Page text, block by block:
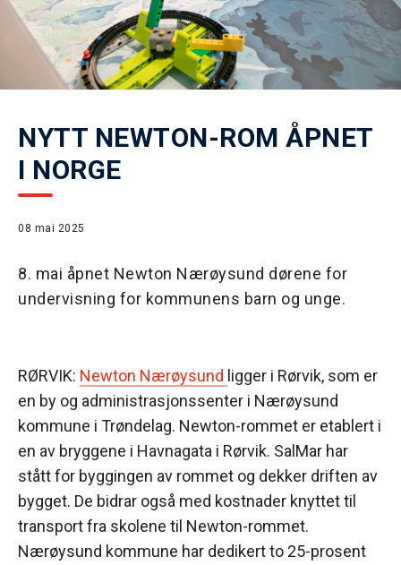
NYTT NEWTON-ROM ÅPNET
I NORGE
08 mai 2025
8. mai åpnet Newton Nærøysund dørene for
undervisning for kommunens barn og unge.
RØRVIK: Newton Nærøysund ligger i Rørvik, som er
en by og administrasjonssenter i Nærøysund
kommune i Trøndelag. Newton-rommet er etablert i
en av bryggene i Havnagata i Rørvik. SalMar har
stått for byggingen av rommet og dekker driften av
bygget. De bidrar også med kostnader knyttet til
transport fra skolene til Newton-rommet.
Nærøysund kommune har dedikert to 25-prosent